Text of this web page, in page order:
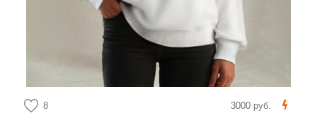
8 3000 руб.